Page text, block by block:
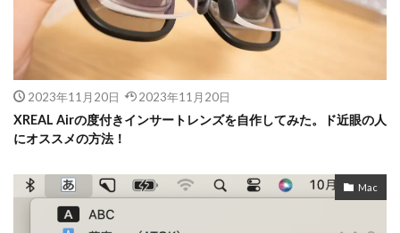
2023年11月20日 2023年11月20日
XREAL Airの度付きインサートレンズを自作してみた。ド近眼の人
にオススメの方法！
Mac